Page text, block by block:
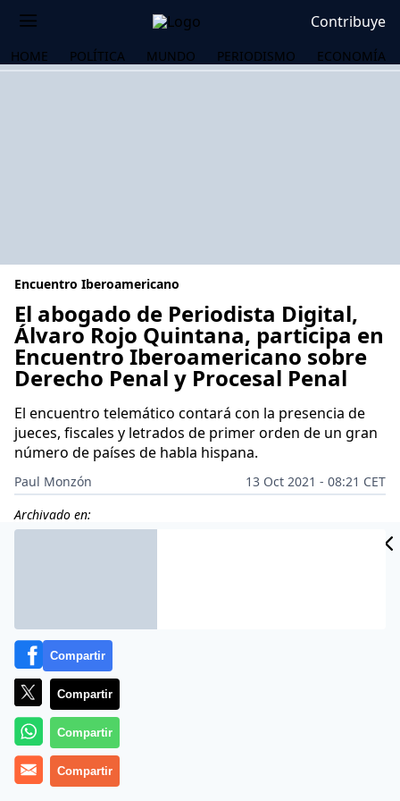
Contribuye
HOME POLÍTICA MUNDO PERIODISMO ECONOMÍA
Encuentro Iberoamericano
El abogado de Periodista Digital,
Álvaro Rojo Quintana, participa en
Encuentro Iberoamericano sobre
Derecho Penal y Procesal Penal
El encuentro telemático contará con la presencia de
jueces, fiscales y letrados de primer orden de un gran
número de países de habla hispana.
Paul Monzón
13 Oct 2021 - 08:21 CET
Archivado en:
Compartir
Compartir
Compartir
Compartir